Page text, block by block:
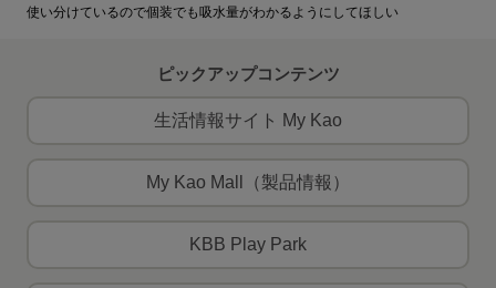
使い分けているので個装でも吸水量がわかるようにしてほしい
ピックアップコンテンツ
生活情報サイト My Kao
My Kao Mall（製品情報）
KBB Play Park